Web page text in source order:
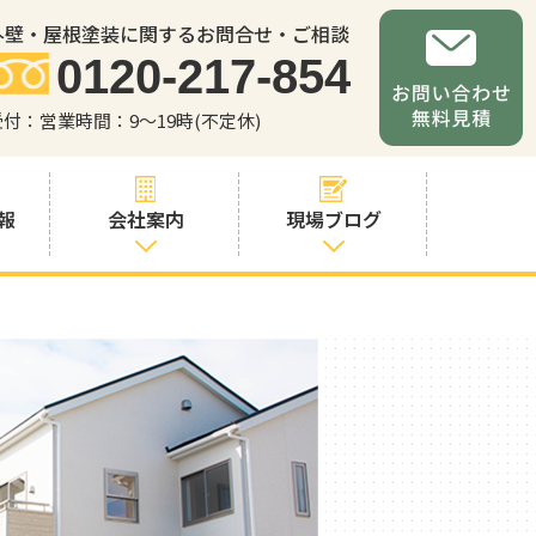
・屋根塗装に関するお問合せ・ご相談
0120-217-854
：営業時間：9～19時(不定休)
会社案内
職人・スタッフ
紹介
お問い合わせか
らの流れ
よくあるご質問
現場ブログ